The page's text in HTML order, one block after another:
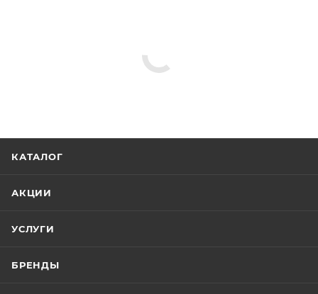
Душевые комплекты
Комплекты мебели